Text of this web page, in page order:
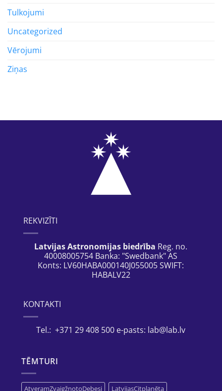
Tulkojumi
Uncategorized
Vērojumi
Ziņas
REKVIZĪTI
Latvijas Astronomijas biedrība Reg. no.
40008005754 Banka: "Swedbank" AS
Konts: LV60HABA000140J055005 SWIFT:
HABALV22
KONTAKTI
Tel.: +371 29 408 500 e-pasts: lab@lab.lv
TĒMTURI
AtveramZvaigžņotoDebesi LatvijasCitplanēta